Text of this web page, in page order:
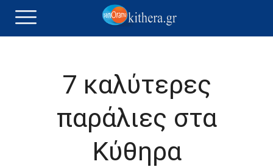
7 καλύτερες
παράλιες στα
Κύθηρα